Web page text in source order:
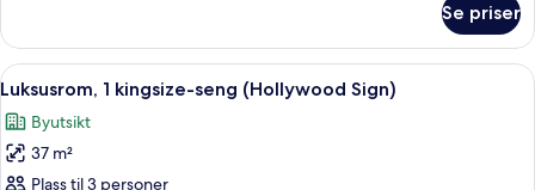
1
kingsize-
seng,
Se priser
Åpne
alle
bildene
av
Sengetøy av topp kvalitet,
8
Luksusrom, 1 kingsize-seng (Hollywood Sign)
Byutsikt
37 m²
Plass til 3 personer